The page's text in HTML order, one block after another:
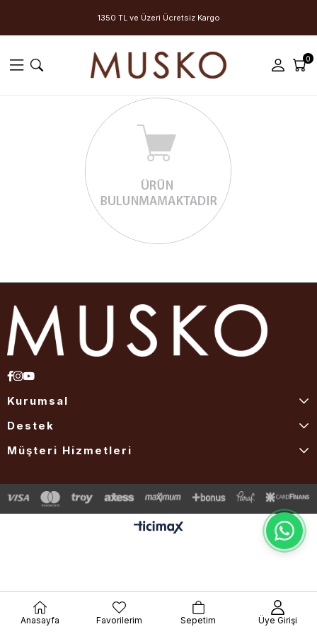
1350 TL ve Üzeri Ücretsiz Kargo
0
Kurumsal
Destek
Müşteri Hizmetleri
Anasayfa Favorilerim Sepetim Üye Girişi